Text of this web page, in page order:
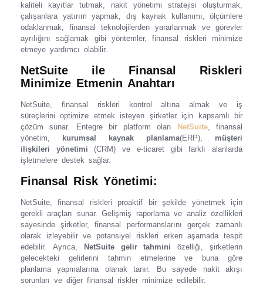
kaliteli kayıtlar tutmak, nakit yönetimi stratejisi oluşturmak,
çalışanlara yatırım yapmak, dış kaynak kullanımı, ölçümlere
odaklanmak, finansal teknolojilerden yararlanmak ve görevler
ayrılığını sağlamak gibi yöntemler, finansal riskleri minimize
etmeye yardımcı olabilir.
NetSuite ile Finansal Riskleri
Minimize Etmenin Anahtarı
NetSuite, finansal riskleri kontrol altına almak ve iş
süreçlerini optimize etmek isteyen şirketler için kapsamlı bir
çözüm sunar. Entegre bir platform olan
NetSuite, finansal
yönetim,
kurumsal kaynak planlama(ERP), müşteri
ilişkileri yönetimi (CRM) ve e-ticaret gibi farklı alanlarda
işletmelere destek sağlar.
Finansal Risk Yönetimi:
NetSuite, finansal riskleri proaktif bir şekilde yönetmek için
gerekli araçları sunar. Gelişmiş raporlama ve analiz özellikleri
sayesinde şirketler, finansal performanslarını gerçek zamanlı
olarak izleyebilir ve potansiyel riskleri erken aşamada tespit
edebilir. Ayrıca,
NetSuite gelir tahmini özelliği, şirketlerin
gelecekteki gelirlerini tahmin etmelerine ve buna göre
planlama yapmalarına olanak tanır. Bu sayede nakit akışı
sorunları ve diğer finansal riskler minimize edilebilir.